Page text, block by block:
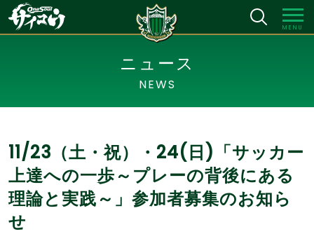
MENU
ニュース
NEWS
11/23（土・祝）・24(日)「サッカー
上達への一歩～プレーの背後にある
理論と実践～」参加者募集のお知ら
せ